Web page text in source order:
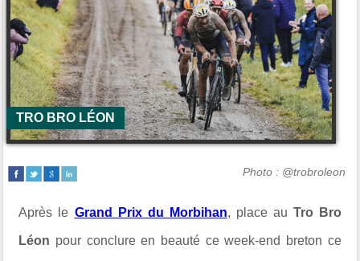
TRO BRO LÉON
Photo : @trobroleon
Après le Grand Prix du Morbihan, place au Tro Bro
Léon pour conclure en beauté ce week-end breton ce